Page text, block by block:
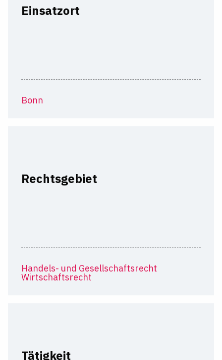
Einsatzort
Bonn
Rechtsgebiet
Handels- und Gesellschaftsrecht
Wirtschaftsrecht
Tätigkeit